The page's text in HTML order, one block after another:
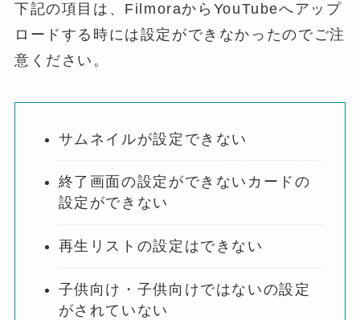
下記の項目は、FilmoraからYouTubeへアップ
ロードする時には設定ができなかったのでご注
意ください。
サムネイルが設定できない
終了画面の設定ができないカードの
設定ができない
再生リストの設定はできない
子供向け・子供向けではないの設定
がされていない